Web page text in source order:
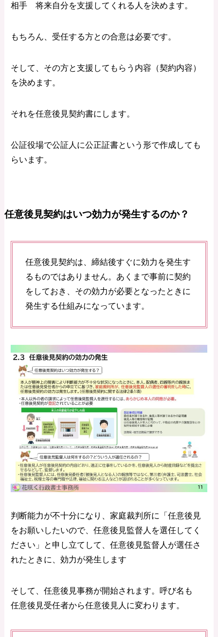
相手 将来自分を支援してくれる人を決めます。
もちろん、受任する方との合意は必要です。
そして、その方と支援してもらう内容（契約内容）
を決めます。
それを任意後見契約書にします。
公証役場で公証人に公正証書という形で作成しても
らいます。
任意後見契約はいつ効力が発生するのか？
任意後見契約は、締結後すぐに効力を発生す
るものではありません。あくまで事前に契約
をしておき、その効力が必要となったときに
発生する仕組みになっています。
判断能力が不十分になり、家庭裁判所に「任意後見
をお願いしたいので、任意後見監督人を選任してく
ださい」と申し立てして、任意後見監督人が選任さ
れたときに、効力が発生します
そして、任意後見事務が開始されます。呼び名も
任意後見受任者から任意後見人に変わります。